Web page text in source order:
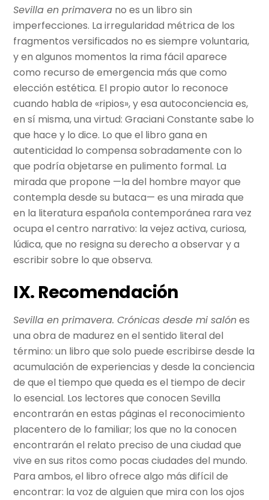
Sevilla en primavera no es un libro sin
imperfecciones. La irregularidad métrica de los
fragmentos versificados no es siempre voluntaria,
y en algunos momentos la rima fácil aparece
como recurso de emergencia más que como
elección estética. El propio autor lo reconoce
cuando habla de «ripios», y esa autoconciencia es,
en sí misma, una virtud: Graciani Constante sabe lo
que hace y lo dice. Lo que el libro gana en
autenticidad lo compensa sobradamente con lo
que podría objetarse en pulimento formal. La
mirada que propone —la del hombre mayor que
contempla desde su butaca— es una mirada que
en la literatura española contemporánea rara vez
ocupa el centro narrativo: la vejez activa, curiosa,
lúdica, que no resigna su derecho a observar y a
escribir sobre lo que observa.
IX. Recomendación
Sevilla en primavera. Crónicas desde mi salónes
una obra de madurez en el sentido literal del
término: un libro que solo puede escribirse desde la
acumulación de experiencias y desde la conciencia
de que el tiempo que queda es el tiempo de decir
lo esencial. Los lectores que conocen Sevilla
encontrarán en estas páginas el reconocimiento
placentero de lo familiar; los que no la conocen
encontrarán el relato preciso de una ciudad que
vive en sus ritos como pocas ciudades del mundo.
Para ambos, el libro ofrece algo más difícil de
encontrar: la voz de alguien que mira con los ojos